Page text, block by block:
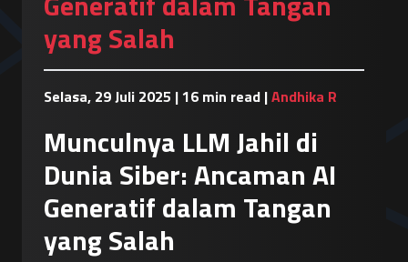
yang Salah
Selasa, 29 Juli 2025 |16 min read |Andhika R
Munculnya LLM Jahil di
Dunia Siber: Ancaman AI
Generatif dalam Tangan
yang Salah